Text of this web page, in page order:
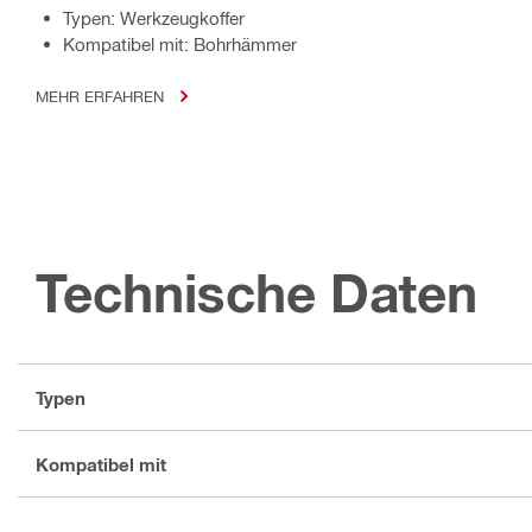
Typen: Werkzeugkoffer
Kompatibel mit: Bohrhämmer
MEHR ERFAHREN
Technische Daten
Typen
Kompatibel mit